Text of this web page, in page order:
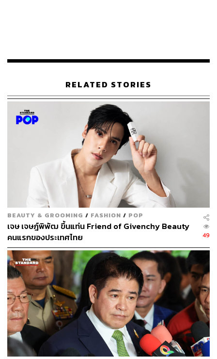
RELATED STORIES
BEAUTY & GROOMING / FASHION / POP
เจษ เจษฎ์พิพัฒ ขึ้นแท่น Friend of Givenchy Beauty
คนแรกของประเทศไทย
49